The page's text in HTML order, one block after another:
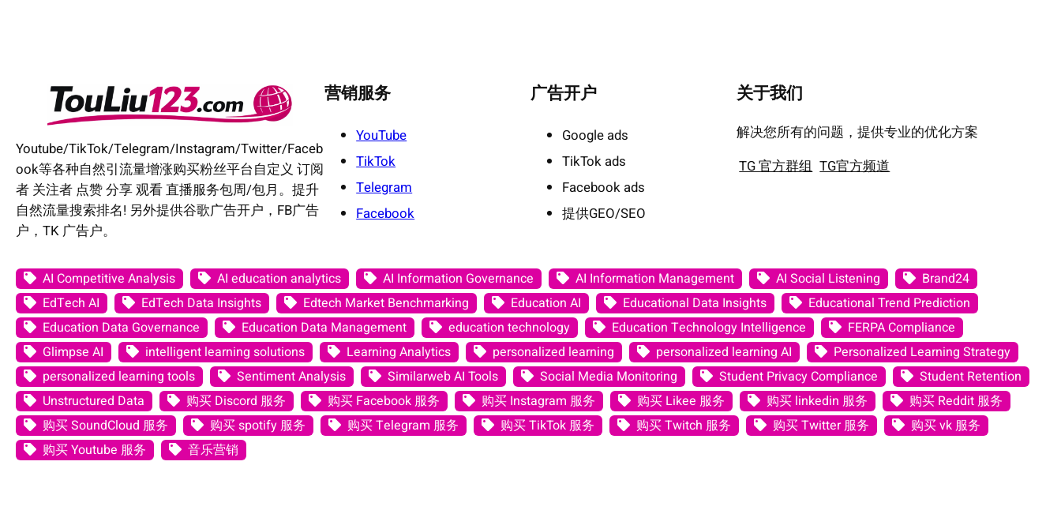
Youtube/TikTok/Telegram/Instagram/Twitter/Faceb
ook等各种自然引流量增涨购买粉丝平台自定义 订阅
者 关注者 点赞 分享 观看 直播服务包周/包月。提升
自然流量搜索排名! 另外提供谷歌广告开户，FB广告
户，TK 广告户。
营销服务
YouTube
TikTok
Telegram
Facebook
广告开户
Google ads
TikTok ads
Facebook ads
提供GEO/SEO
关于我们
解决您所有的问题，提供专业的优化方案
TG 官方群组 TG官方频道
AI Competitive Analysis AI education analytics AI Information Governance AI Information Management AI Social Listening
Brand24
EdTech AI
EdTech Data Insights Edtech Market Benchmarking Education AI Educational Data Insights
Educational Trend Prediction
Education Data Governance
Education Data Management education technology Education Technology Intelligence
FERPA Compliance
Glimpse AI
intelligent learning solutions Learning Analytics personalized learning personalized learning AI
Personalized Learning Strategy
personalized learning tools
Sentiment Analysis Similarweb AI Tools Social Media Monitoring Student Privacy Compliance
Student Retention
Unstructured Data
购买 Discord 服务 购买 Facebook 服务 购买 Instagram 服务 购买 Likee 服务 购买 linkedin 服务
购买 Reddit 服务
购买 SoundCloud 服务
购买 spotify 服务 购买 Telegram 服务 购买 TikTok 服务 购买 Twitch 服务 购买 Twitter 服务
购买 vk 服务
购买 Youtube 服务
音乐营销